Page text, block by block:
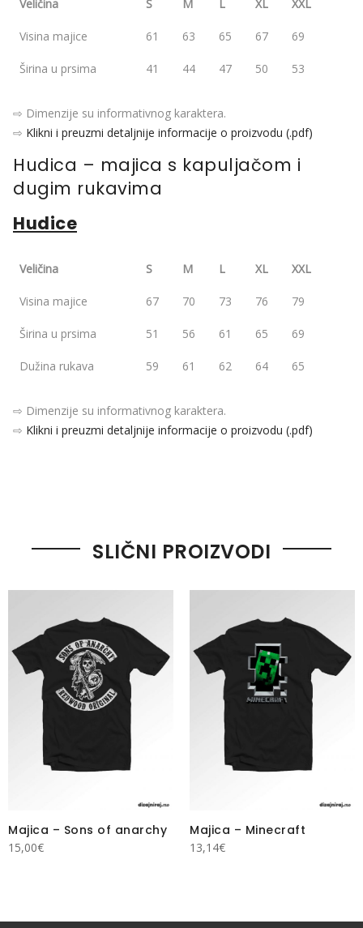
Veličina S M L XL XXL
Visina majice 61 63 65 67 69
Širina u prsima 41 44 47 50 53
⇨ Dimenzije su informativnog karaktera.
⇨ Klikni i preuzmi detaljnije informacije o proizvodu (.pdf)
Hudica – majica s kapuljačom i
dugim rukavima
Hudice
Veličina S M L XL XXL
Visina majice 67 70 73 76 79
Širina u prsima 51 56 61 65 69
Dužina rukava 59 61 62 64 65
⇨ Dimenzije su informativnog karaktera.
⇨ Klikni i preuzmi detaljnije informacije o proizvodu (.pdf)
SLIČNI PROIZVODI
Majica – Sons of anarchy
15,00€
Majica – Minecraft
13,14€